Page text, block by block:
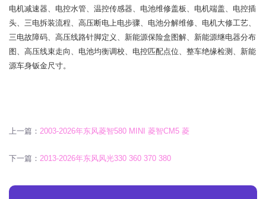
电机减速器、电控水管、温控传感器、电池维修盖板、电机端盖、电控插
头、三电拆装流程、高压断电上电步骤、电池分解维修、电机大修工艺、
三电故障码、高压线路针脚定义、新能源保险盒图解、新能源继电器分布
图、高压线束走向、电池均衡调校、电控匹配点位、整车绝缘检测、新能
源车身钣金尺寸。
上一篇： 2003-2026年东风菱智580 MINI 菱智CM5 菱
下一篇： 2013-2026年东风风光330 360 370 380